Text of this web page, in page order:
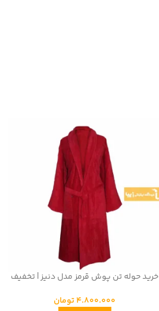
خرید حوله تن پوش قرمز مدل دنیز | تخفیف
4.800.000تومان